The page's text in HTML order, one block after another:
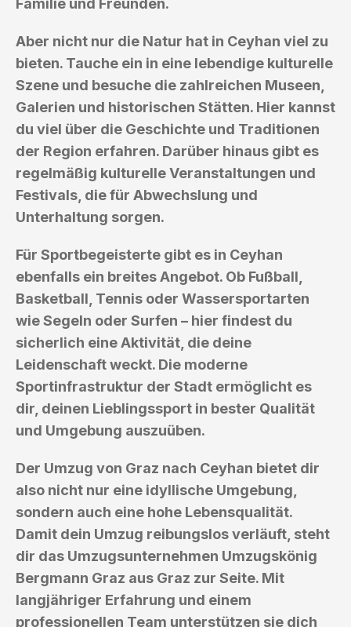
Familie und Freunden.
Aber nicht nur die Natur hat in Ceyhan viel zu
bieten. Tauche ein in eine lebendige kulturelle
Szene und besuche die zahlreichen Museen,
Galerien und historischen Stätten. Hier kannst
du viel über die Geschichte und Traditionen
der Region erfahren. Darüber hinaus gibt es
regelmäßig kulturelle Veranstaltungen und
Festivals, die für Abwechslung und
Unterhaltung sorgen.
Für Sportbegeisterte gibt es in Ceyhan
ebenfalls ein breites Angebot. Ob Fußball,
Basketball, Tennis oder Wassersportarten
wie Segeln oder Surfen – hier findest du
sicherlich eine Aktivität, die deine
Leidenschaft weckt. Die moderne
Sportinfrastruktur der Stadt ermöglicht es
dir, deinen Lieblingssport in bester Qualität
und Umgebung auszuüben.
Der Umzug von Graz nach Ceyhan bietet dir
also nicht nur eine idyllische Umgebung,
sondern auch eine hohe Lebensqualität.
Damit dein Umzug reibungslos verläuft, steht
dir das Umzugsunternehmen Umzugskönig
Bergmann Graz aus Graz zur Seite. Mit
langjähriger Erfahrung und einem
professionellen Team unterstützen sie dich